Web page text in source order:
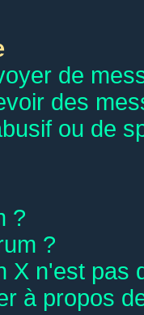
de
des
ou de
?
?
X n'est pas
à propos